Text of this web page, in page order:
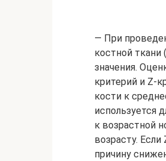
— При
костной
значения.
критерий и Z-
кости к
используется
к возрастной
возрасту.
причину